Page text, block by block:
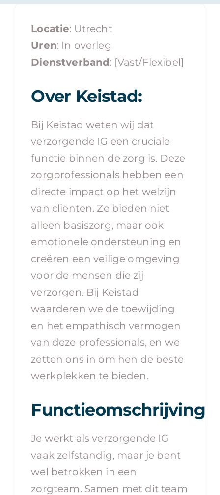
Contact
Locatie: Utrecht
Uren: In overleg
Dienstverband: [Vast/Flexibel]
Over Keistad:
Bij Keistad weten wij dat
verzorgende IG een cruciale
functie binnen de zorg is. Deze
zorgprofessionals hebben een
directe impact op het welzijn
van cliënten. Ze bieden niet
alleen basiszorg, maar ook
emotionele ondersteuning en
creëren een veilige omgeving
voor de mensen die zij
verzorgen. Bij Keistad
waarderen we de toewijding
en het empathisch vermogen
van deze professionals, en we
zetten ons in om hen de beste
werkplekken te bieden.
Functieomschrijving:
Je werkt als verzorgende IG
vaak zelfstandig, maar je bent
wel betrokken in een
zorgteam. Samen met dit team